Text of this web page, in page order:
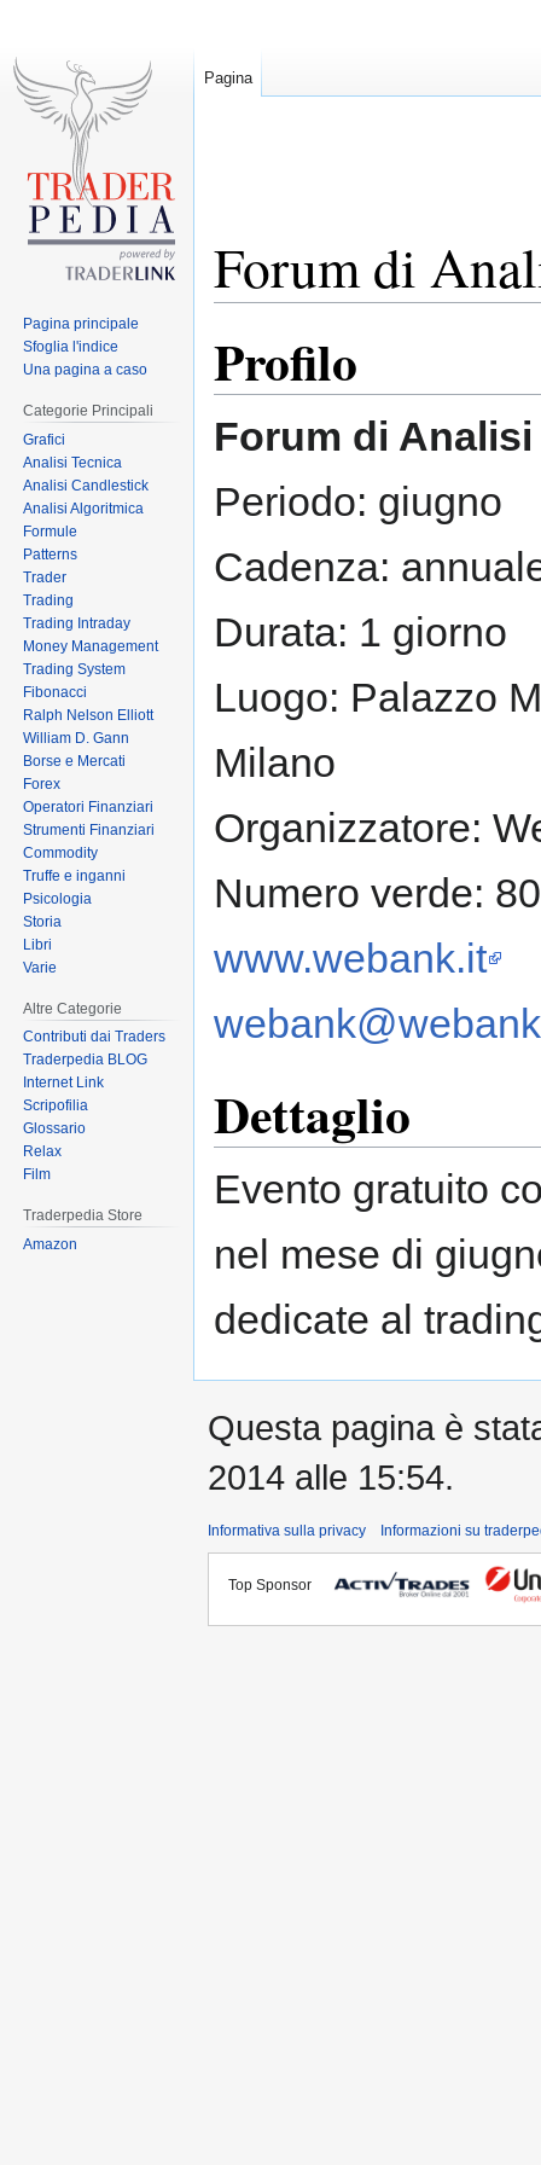
Forum di
to
navigation
to
search
Profilo
Forum di Analisi
Periodo: giugno
Cadenza:
Durata: 1 giorno
Luogo: Palazzo
Milano
Organizzatore:
Numero verde:
www.webank.it
Dettaglio
Evento gratuito
nel mese di
dedicate al
Pagina
Pagina principale
Sfoglia l'indice
Una pagina a caso
Categorie Principali
Grafici
Analisi Tecnica
Analisi Candlestick
Analisi Algoritmica
Formule
Patterns
Trader
Trading
Trading Intraday
Money Management
Trading System
Fibonacci
Ralph Nelson Elliott
William D. Gann
Borse e Mercati
Forex
Operatori Finanziari
Strumenti Finanziari
Commodity
Truffe e inganni
Psicologia
Storia
Libri
Varie
Altre Categorie
Contributi dai Traders
Traderpedia BLOG
Internet Link
Scripofilia
Glossario
Relax
Film
Traderpedia Store
Amazon
Questa pagina è
2014 alle 15:54.
Informativa sulla privacy Informazioni su
Top Sponsor